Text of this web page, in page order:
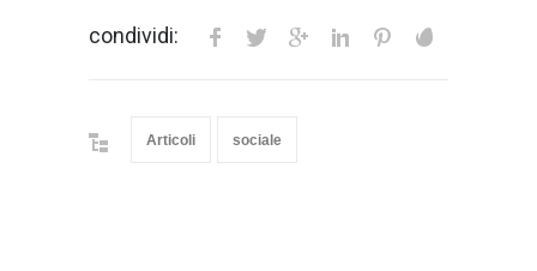
condividi:
Articoli sociale